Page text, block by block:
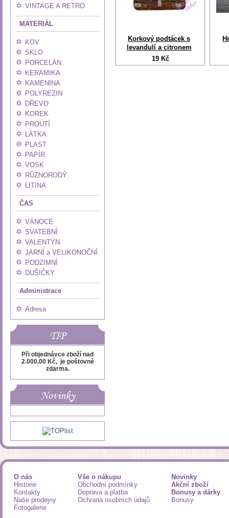
VINTAGE A RETRO
MATERIÁL
KOV
SKLO
PORCELÁN
KERAMIKA
KAMENINA
POLYREZIN
DŘEVO
KOREK
PROUTÍ
LÁTKA
PLAST
PAPÍR
VOSK
RŮZNORODÝ
LITINA
ČAS
VÁNOCE
SVATEBNÍ
VALENTÝN
JARNÍ a VELIKONOČNÍ
PODZIMNÍ
DUŠIČKY
Administrace
Adresa
TIP
Při objednávce zboží nad
2.000,00 Kč, je poštovné
zdarma.
Novinky
Korkový podtácek s
levandulí a citronem
19 Kč
O nás
Historie
Kontakty
Naše prodejny
Fotogalerie
Vše o nákupu
Obchodní podmínky
Doprava a platba
Ochrana osobních údajů
Novinky
Akční zboží
Bonusy a dárky
Bonusy